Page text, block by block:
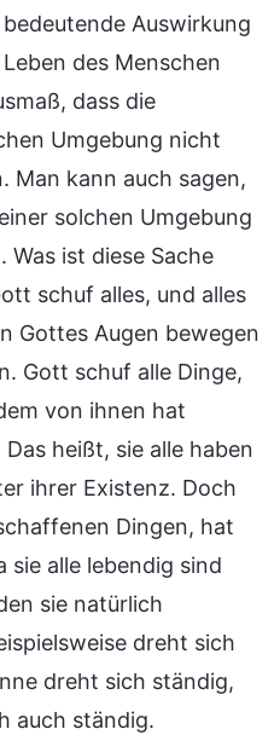
Auswirkung
des Menschen
dass die
Umgebung nicht
Man kann auch sagen,
solchen Umgebung
ist diese Sache
schuf alles, und alles
Gottes Augen bewegen
Gott schuf alle Dinge,
von ihnen hat
heißt, sie alle haben
ihrer Existenz. Doch
Dingen, hat
sie alle lebendig sind
sie natürlich
dreht sich
dreht sich ständig,
auch ständig.